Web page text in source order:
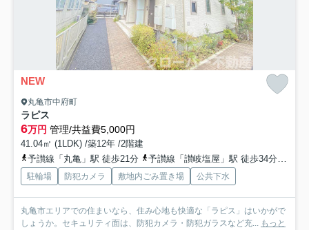
NEW
丸亀市中府町
ラピス
6万円 管理/共益費5,000円
41.04㎡ (1LDK) /築12年 /2階建
予讃線「丸亀」駅 徒歩21分
予讃線「讃岐塩屋」駅 徒歩34分
駐輪場 防犯カメラ 敷地内ごみ置き場 公共下水
丸亀市エリアでの住まいなら、住み心地も快適な「ラピス」はいかがで
しょうか。セキュリティ面は、防犯カメラ・防犯ガラスなど充... もっと